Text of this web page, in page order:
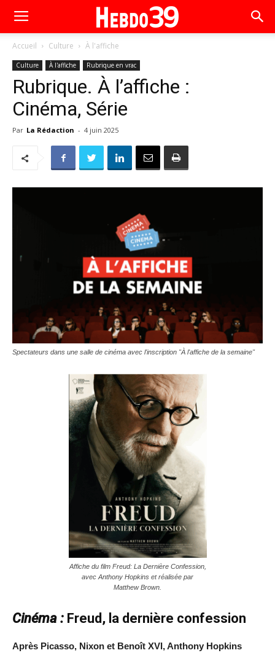
Accueil Culture À l'affiche
Culture À l'affiche Rubrique en vrac
Rubrique. À l’affiche :
Cinéma, Série
Par La Rédaction - 4 juin 2025
Spectateurs dans une salle de cinéma avec l'inscription "À l'affiche de la semaine"
Affiche du film Freud: La Dernière Confession,
avec Anthony Hopkins et réalisée par
Matthew Brown.
Cinéma : Freud, la dernière confession
Après Picasso, Nixon et Benoît XVI, Anthony Hopkins